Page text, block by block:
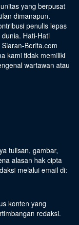
yang berpusat
dimanapun.
penulis lepas
Hati-Hati
Berita.com
kami tidak memiliki
wartawan atau
tulisan, gambar,
alasan hak cipta
melalui email di:
konten yang
redaksi.